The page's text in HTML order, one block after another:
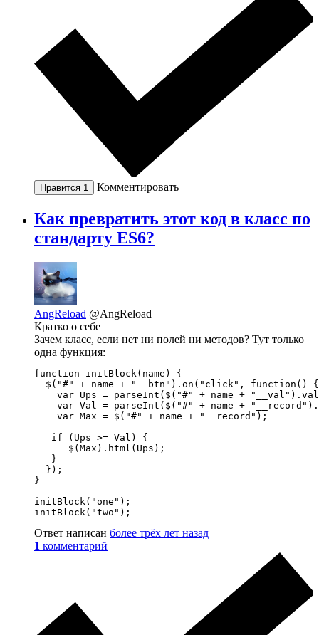
Нравится 1 Комментировать
Как превратить этот код в класс по
стандарту ES6?
AngReload @AngReload
Кратко о себе
Зачем класс, если нет ни полей ни методов? Тут только
одна функция:
function initBlock(name) {
  $("#" + name + "__btn").on("click", function() {
var Ups = parseInt($("#" + name +
var Val = parseInt($("#" + name +
    var Max = $("#" + name + "__record");
   if (Ups >= Val) {
      $(Max).html(Ups);
   }
  });
}
initBlock("one");
initBlock("two");
Ответ написан более трёх лет назад
1 комментарий